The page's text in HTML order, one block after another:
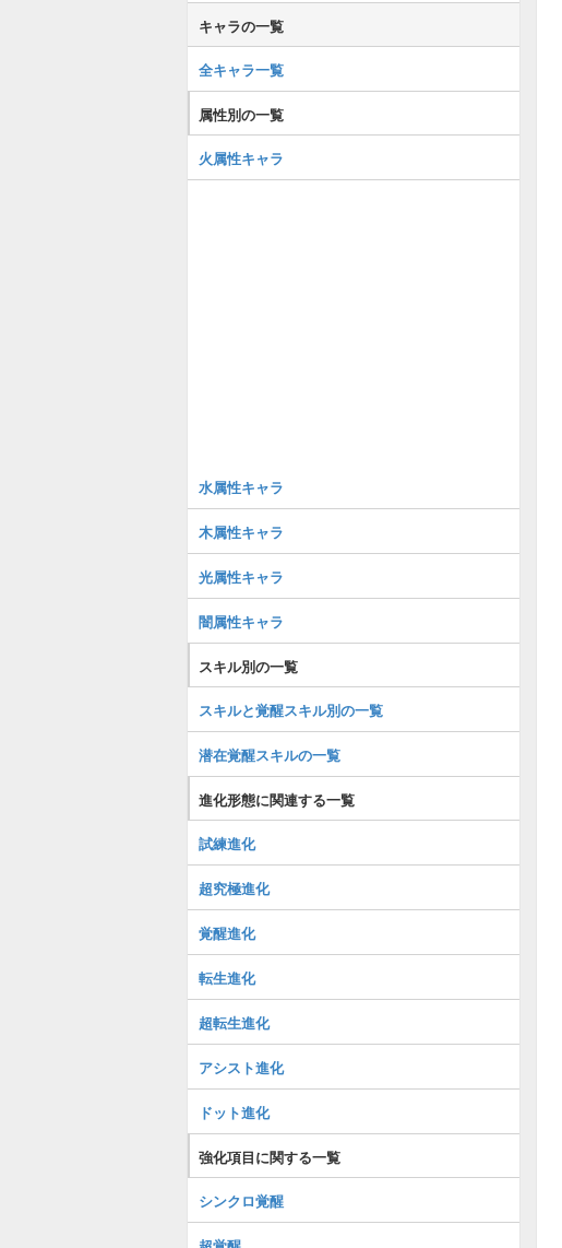
キャラの一覧
全キャラ一覧
属性別の一覧
火属性キャラ
水属性キャラ
木属性キャラ
光属性キャラ
闇属性キャラ
スキル別の一覧
スキルと覚醒スキル別の一覧
潜在覚醒スキルの一覧
進化形態に関連する一覧
試練進化
超究極進化
覚醒進化
転生進化
超転生進化
アシスト進化
ドット進化
強化項目に関する一覧
シンクロ覚醒